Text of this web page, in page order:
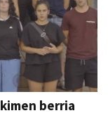
berria